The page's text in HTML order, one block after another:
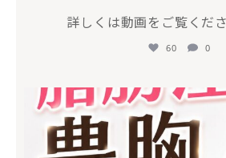
詳しくは動画をご覧くだ
60 0
mycli.honda
7月 8